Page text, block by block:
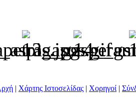
| Χάρτης Ιστοσελίδας | Χορηγοί |